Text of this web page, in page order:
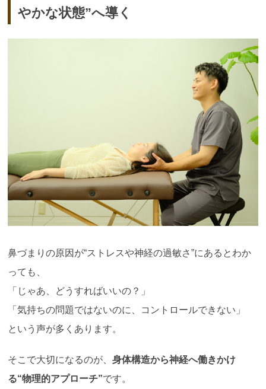
やかな状態”へ導く
鼻づまりの原因が“ストレスや神経の過敏さ”にあるとわか
っても、
「じゃあ、どうすればいいの？」
「気持ちの問題ではないのに、コントロールできない」
という声が多くあります。
そこで大切になるのが、身体構造から神経へ働きかけ
る“物理的アプローチ”です。